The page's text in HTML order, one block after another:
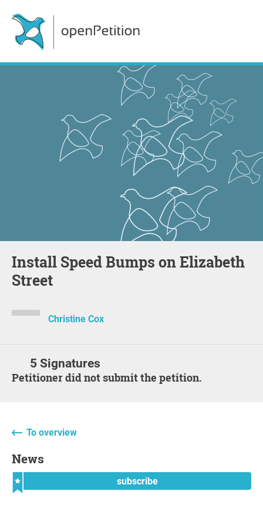
Install Speed Bumps on Elizabeth
Street
Christine Cox
5 Signatures
Petitioner did not submit the petition.
To overview
News
subscribe